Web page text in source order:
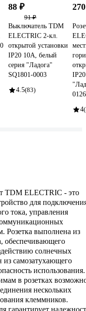
88 ₽
91 ₽
Выключатель TDM
ELECTRIC 2-кл.
открытой установки
IP20 10А, белый
серия "Ладога"
SQ1801-0003
4.5(83)
0126
4
TDM ЕLECTRIC - это
для
тока, управления
Розетка выполнена из
обеспечивающего
солнечных
из самозатухающего
использования.
в розетках
нескольких
клеммников.